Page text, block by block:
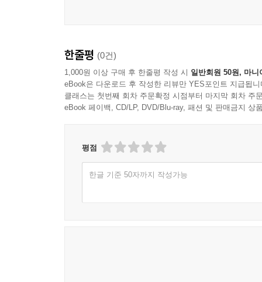
한줄평 (0건)
1,000원 이상 구매 후 한줄평 작성 시 일반회원 50원, 마니
eBook은 다운로드 후 작성한 리뷰만 YES포인트 지급됩니
클래스는 첫번째 회차 주문확정 시점부터 마지막 회차 주
eBook 페이백, CD/LP, DVD/Blu-ray, 패션 및 판매금지 상
평점
한글 기준 50자까지 작성가능